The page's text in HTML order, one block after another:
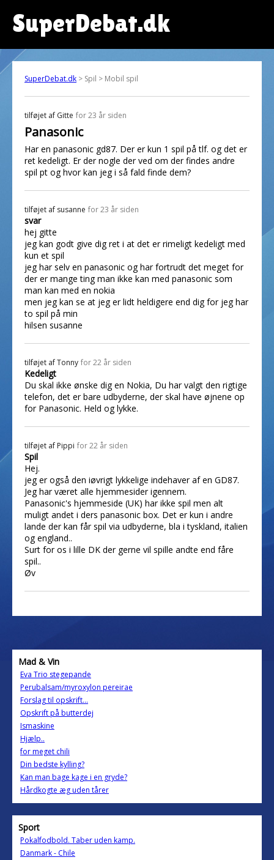
SuperDebat.dk
SuperDebat.dk > Spil > Mobil spil
tilføjet af Gitte for 23 år siden
Panasonic
Har en panasonic gd87. Der er kun 1 spil på tlf. og det er
ret kedeligt. Er der nogle der ved om der findes andre
spil pt og hvor kan jeg i så fald finde dem?
tilføjet af susanne for 23 år siden
svar
hej gitte
jeg kan godt give dig ret i at det er rimeligt kedeligt med
kun et spil
jeg har selv en panasonic og har fortrudt det meget for
der er mange ting man ikke kan med panasonic som
man kan med en nokia
men jeg kan se at jeg er lidt heldigere end dig for jeg har
to spil på min
hilsen susanne
tilføjet afTonny for 22 år siden
Kedeligt
Du skal ikke ønske dig en Nokia, Du har valgt den rigtige
telefon, det er bare udbyderne, der skal have øjnene op
for Panasonic. Held og lykke.
tilføjet af Pippi for 22 år siden
Spil
Hej.
jeg er også den iøvrigt lykkelige indehaver af en GD87.
Jeg har været alle hjemmesider igennem.
Panasonic's hjemmeside (UK) har ikke spil men alt
muligt andet i ders panasonic box. Det er kun i andre
lande der kan får spil via udbyderne, bla i tyskland, italien
og england..
Surt for os i lille DK der gerne vil spille andte end fåre
spil..
Øv
Mad & Vin
Eva Trio stegepande
Perubalsam/myroxylon pereirae
Forslag til opskrift...
Opskrift på butterdej
Ismaskine
Hjælp..
for meget chili
Din bedste kylling?
Kan man bage kage i en gryde?
Hårdkogte æg uden tårer
Sport
Pokalfodbold. Taber uden kamp.
Danmark - Chile